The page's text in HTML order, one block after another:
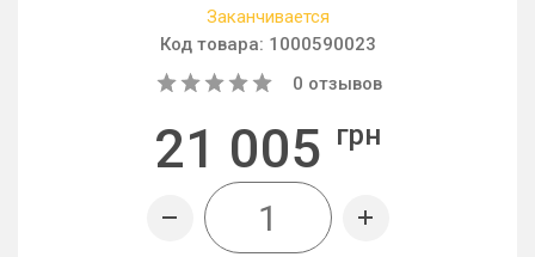
Заканчивается
Код товара: 1000590023
0 отзывов
21 005 грн